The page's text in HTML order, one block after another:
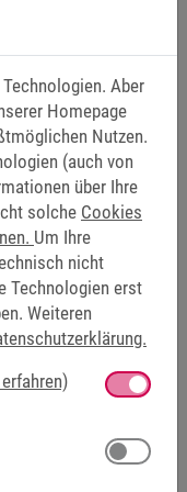
und alle
du einen
uns – egal ob
Aber
Homepage
Nutzen.
(auch von
über Ihre
solche Cookies
Um Ihre
nicht
Technologien erst
Weiteren